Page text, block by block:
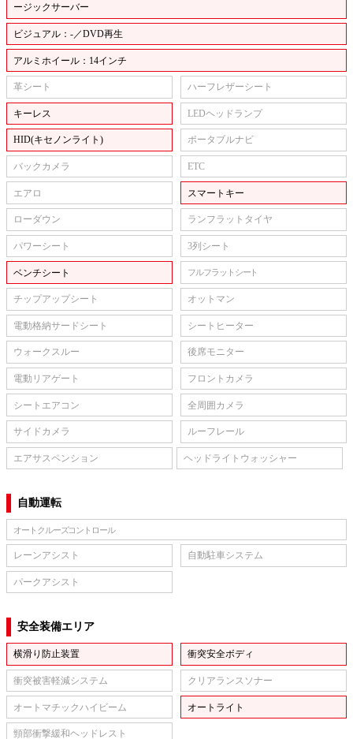
ージックサーバー
ビジュアル：-／DVD再生
アルミホイール：14インチ
革シート ハーフレザーシート
キーレス LEDヘッドランプ
HID(キセノンライト) ポータブルナビ
バックカメラ ETC
エアロ スマートキー
ローダウン ランフラットタイヤ
パワーシート 3列シート
ベンチシート フルフラットシート
チップアップシート オットマン
電動格納サードシート シートヒーター
ウォークスルー 後席モニター
電動リアゲート フロントカメラ
シートエアコン 全周囲カメラ
サイドカメラ ルーフレール
エアサスペンション ヘッドライトウォッシャー
自動運転
オートクルーズコントロール
レーンアシスト 自動駐車システム
パークアシスト
安全装備エリア
横滑り防止装置 衝突安全ボディ
衝突被害軽減システム クリアランスソナー
オートマチックハイビーム オートライト
頸部衝撃緩和ヘッドレスト